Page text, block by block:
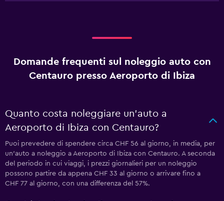
Domande frequenti sul noleggio auto con
Centauro presso Aeroporto di Ibiza
Quanto costa noleggiare un'auto a
Aeroporto di Ibiza con Centauro?
Puoi prevedere di spendere circa CHF 56 al giorno, in media, per
un'auto a noleggio a Aeroporto di Ibiza con Centauro. A seconda
del periodo in cui viaggi, i prezzi giornalieri per un noleggio
possono partire da appena CHF 33 al giorno o arrivare fino a
CHF 77 al giorno, con una differenza del 57%.